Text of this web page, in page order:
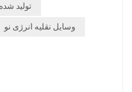
توسعه می‌دهد. راه‌حل‌های ما به
مقررات پیروی
تولید
وسایل نقلیه انرژی نو